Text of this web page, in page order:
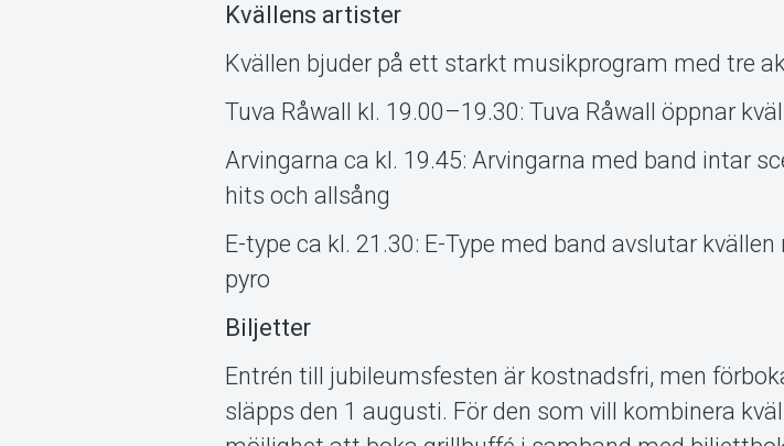
Kvällens artister
Kvällen bjuder på ett starkt musikprogram med tre
Tuva Råwall kl. 19.00–19.30: Tuva Råwall öppnar
Arvingarna ca kl. 19.45: Arvingarna med band intar
hits och allsång
E-type ca kl. 21.30: E-Type med band avslutar
pyro
Biljetter
Entrén till jubileumsfesten är kostnadsfri, men
släpps den 1 augusti. För den som vill kombinera